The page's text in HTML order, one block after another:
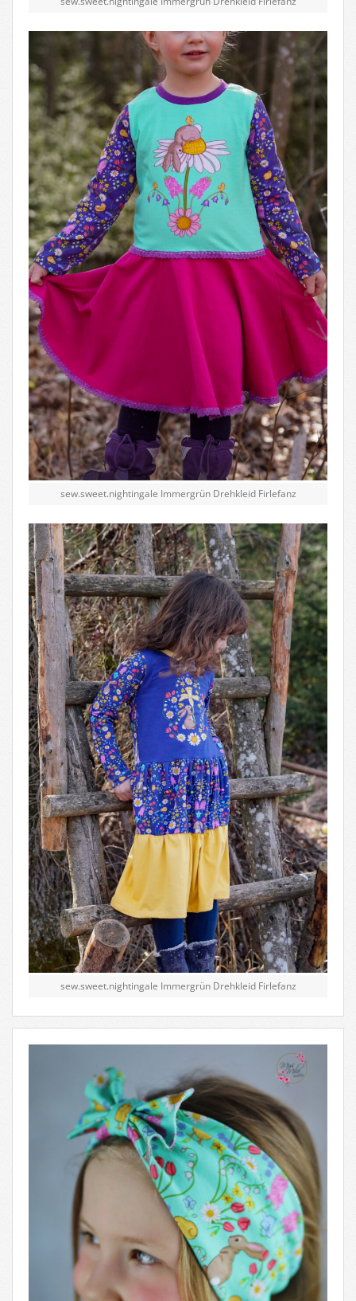
sew.sweet.nightingale Immergrün Drehkleid Firlefanz
sew.sweet.nightingale Immergrün Drehkleid Firlefanz